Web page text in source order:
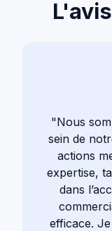
"Nous
sein de
actions
expertise,
dans
efficace.